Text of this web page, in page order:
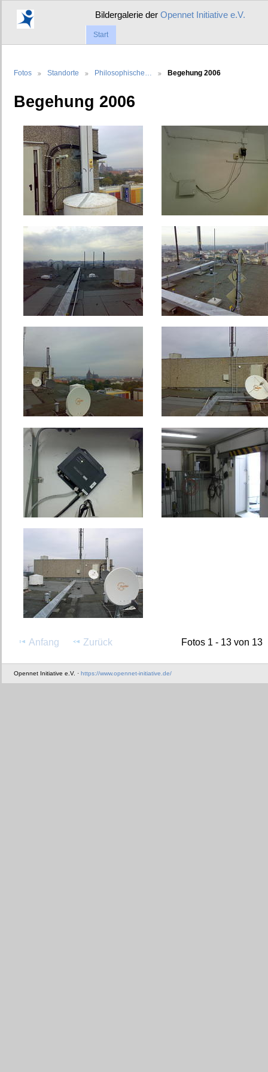
Bildergalerie derOpennet Initiative e.V.
Start
Fotos Standorte Philosophische… Begehung 2006
Begehung 2006
Anfang Zurück Fotos 1 - 13 von 13
Opennet Initiative e.V. · https://www.opennet-initiative.de/